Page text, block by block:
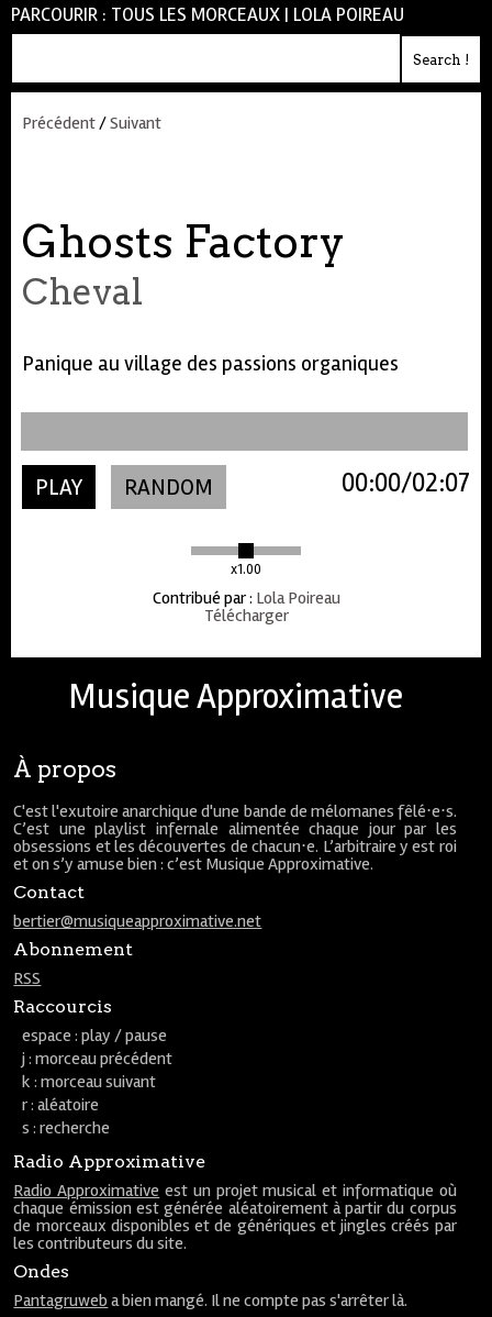
PARCOURIR : TOUS LES MORCEAUX | LOLA POIREAU
Précédent/Suivant
Ghosts Factory
Cheval
Panique au village des passions organiques
PLAY RANDOM
x1.00
02:07
00:00
Contribué par: Lola Poireau
Télécharger
Musique Approximative
À propos
C'est l'exutoire anarchique d'une bande de mélomanes fêlé⋅e⋅s.
C’est une playlist infernale alimentée chaque jour par les
obsessions et les découvertes de chacun⋅e. L’arbitraire y est roi
et on s’y amuse bien : c’est Musique Approximative.
Contact
bertier@musiqueapproximative.net
Abonnement
RSS
Raccourcis
espace : play / pause
j : morceau précédent
k : morceau suivant
r : aléatoire
s : recherche
Radio Approximative
Radio Approximative est un projet musical et informatique où
chaque émission est générée aléatoirement à partir du corpus
de morceaux disponibles et de génériques et jingles créés par
les contributeurs du site.
Ondes
Pantagruweb a bien mangé. Il ne compte pas s'arrêter là.